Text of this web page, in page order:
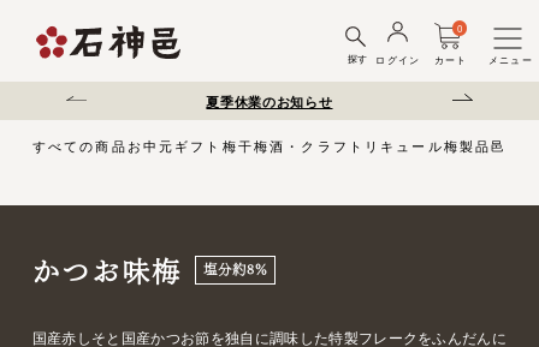
探す ログイン カート
0
メニュー
延について 夏季休業のお知らせ 弊社を装った偽
すべての商品 お中元 ギフト 梅干梅酒・クラフトリキュール梅製品邑じ
かつお味梅 塩分約8％
国産赤しそと国産かつお節を独自に調味した特製フレークをふんだんに